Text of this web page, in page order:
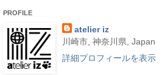
PROFILE
atelier iz
川崎市, 神奈川県, Japan
詳細プロフィールを表示